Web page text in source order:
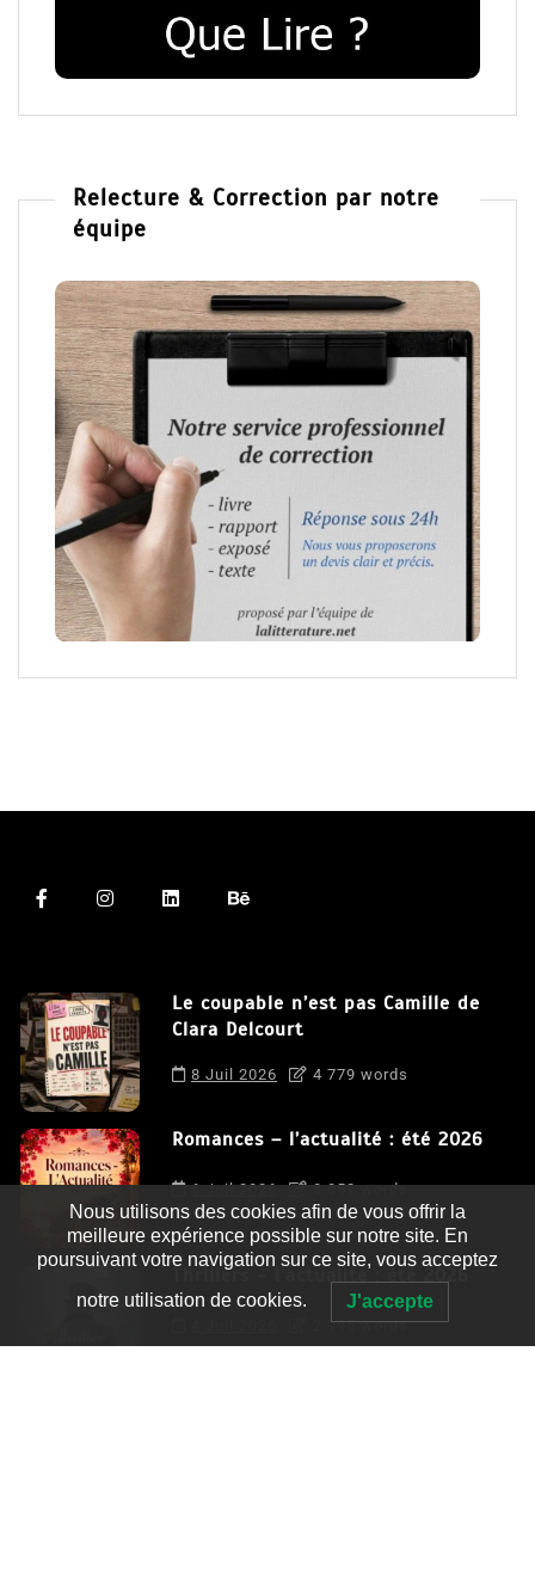
Relecture & Correction par notre
équipe
Le coupable n’est pas Camille de
Clara Delcourt
8 Juil 2026 4 779 words
Romances – l’actualité : été 2026
6 Juil 2026 3 052 words
Thrillers – l’actualité : été 2026
2 995 words
Nous utilisons des cookies afin de vous offrir la
meilleure expérience possible sur notre site. En
poursuivant votre navigation sur ce site, vous acceptez
notre utilisation de cookies. J'accepte